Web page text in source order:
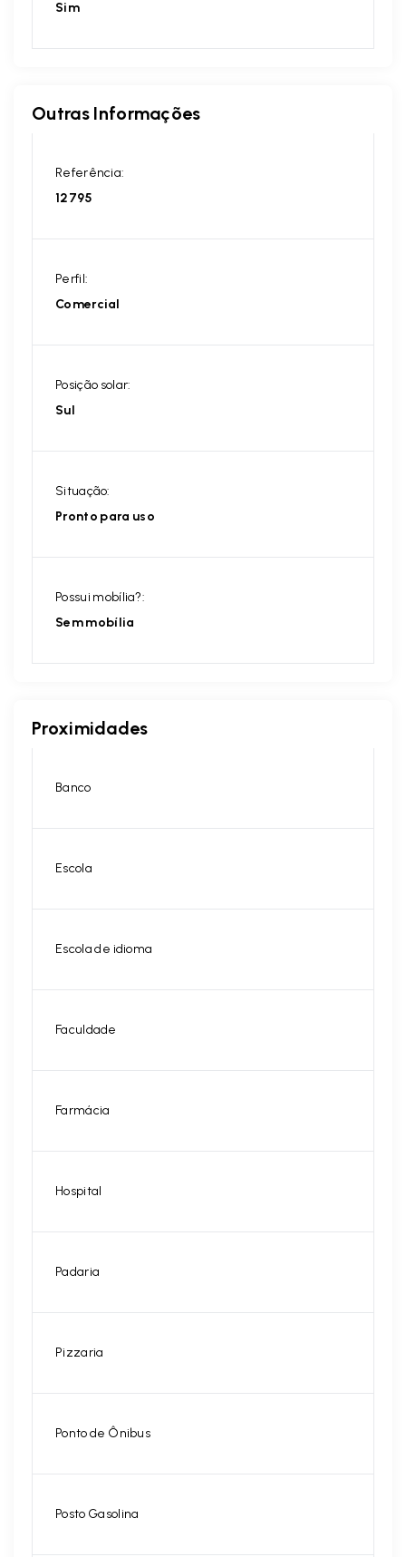
Sim
Outras Informações
Referência:
12795
Perfil:
Comercial
Posição solar:
Sul
Situação:
Pronto para uso
Possui mobília?:
Sem mobília
Proximidades
Banco
Escola
Escola de idioma
Faculdade
Farmácia
Hospital
Padaria
Pizzaria
Ponto de Ônibus
Posto Gasolina